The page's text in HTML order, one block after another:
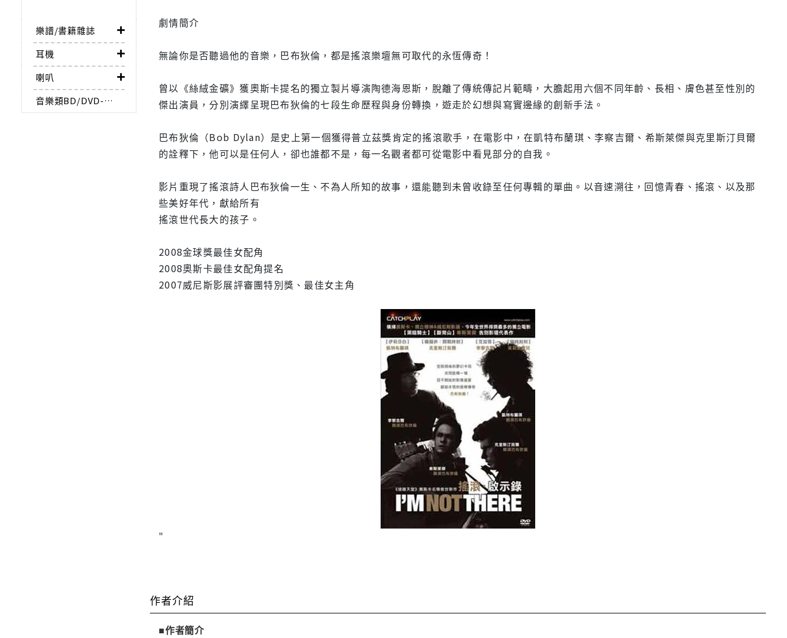
樂譜/書籍雜誌
耳機
喇叭
音樂類BD/DVD-AUDIO
劇情簡介
無論你是否聽過他的音樂，巴布狄倫，都是搖滾樂壇無可取代的永恆傳奇！
曾以《絲絨金礦》獲奧斯卡提名的獨立製片導演陶德海恩斯，脫離了傳統傳記片範疇，大膽起用六個不同年齡、長相、膚色甚至性別的
傑出演員，分別演繹呈現巴布狄倫的七段生命歷程與身份轉換，遊走於幻想與寫實邊緣的創新手法。
巴布狄倫（Bob Dylan）是史上第一個獲得普立茲獎肯定的搖滾歌手，在電影中，在凱特布蘭琪、李察吉爾、希斯萊傑與克里斯汀貝爾
的詮釋下，他可以是任何人，卻也誰都不是，每一名觀者都可從電影中看見部分的自我。
影片重現了搖滾詩人巴布狄倫一生、不為人所知的故事，還能聽到未曾收錄至任何專輯的單曲。以音速溯往，回憶青春、搖滾、以及那
些美好年代，獻給所有
搖滾世代長大的孩子。
2008金球獎最佳女配角
2008奧斯卡最佳女配角提名
2007威尼斯影展評審團特別獎、最佳女主角
"
作者介紹
■作者簡介